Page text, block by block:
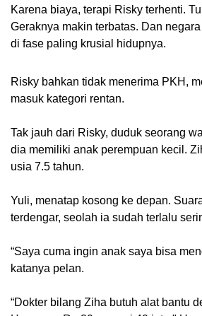
Karena biaya, terapi Risky terhenti.
Geraknya makin terbatas. Dan
di fase paling krusial hidupnya.
Risky bahkan tidak menerima PKH,
masuk kategori rentan.
Tak jauh dari Risky, duduk seorang
dia memiliki anak perempuan kecil.
usia 7.5 tahun.
Yuli, menatap kosong ke depan.
terdengar, seolah ia sudah terlalu
“Saya cuma ingin anak saya bisa
katanya pelan.
“Dokter bilang Ziha butuh alat bantu